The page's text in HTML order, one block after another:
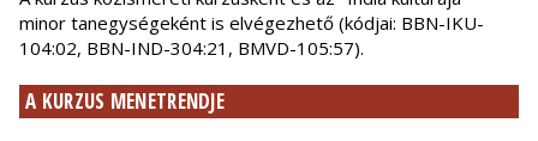
minor tanegységeként is elvégezhető (kódjai: BBN-IKU-
104:02, BBN-IND-304:21, BMVD-105:57).
A KURZUS MENETRENDJE